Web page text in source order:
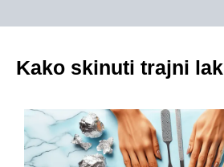
Kako skinuti trajni lak